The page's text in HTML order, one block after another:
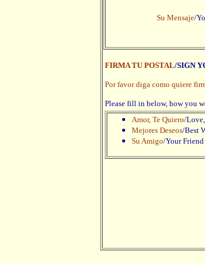
Su Mensaje/
FIRMA TU POSTAL/SIGN
Por favor diga como quiere
Please fill in below, how you
Amor, Te Quiero/
Mejores Deseos/Best
Su Amigo/Your Friend